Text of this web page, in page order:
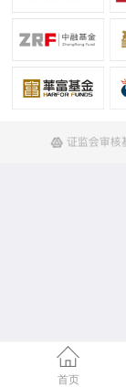
首页